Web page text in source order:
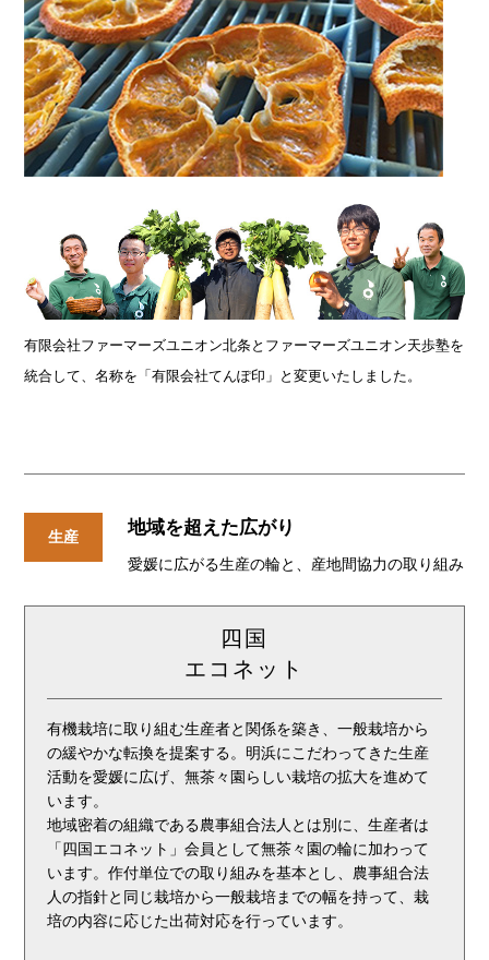
有限会社ファーマーズユニオン北条とファーマーズユニオン天歩塾を
統合して、名称を「有限会社てんぽ印」と変更いたしました。
生産 地域を超えた広がり
愛媛に広がる生産の輪と、産地間協力の取り組み
四国
エコネット
有機栽培に取り組む生産者と関係を築き、一般栽培から
の緩やかな転換を提案する。明浜にこだわってきた生産
活動を愛媛に広げ、無茶々園らしい栽培の拡大を進めて
います。
地域密着の組織である農事組合法人とは別に、生産者は
「四国エコネット」会員として無茶々園の輪に加わって
います。作付単位での取り組みを基本とし、農事組合法
人の指針と同じ栽培から一般栽培までの幅を持って、栽
培の内容に応じた出荷対応を行っています。